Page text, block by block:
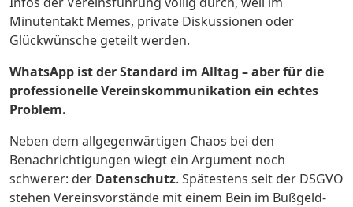
Minutentakt Memes, private Diskussionen oder
Glückwünsche geteilt werden.
WhatsApp ist der Standard im Alltag – aber für die
professionelle Vereinskommunikation ein echtes
Problem.
Neben dem allgegenwärtigen Chaos bei den
Benachrichtigungen wiegt ein Argument noch
schwerer: der Datenschutz. Spätestens seit der DSGVO
stehen Vereinsvorstände mit einem Bein im Bußgeld-